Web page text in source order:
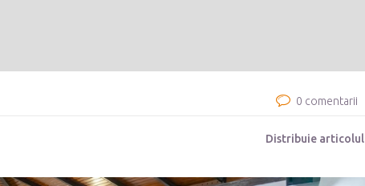
0 comentarii
Distribuie articolul